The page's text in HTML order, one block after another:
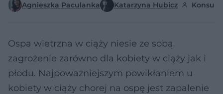
Agnieszka Paculanka Katarzyna Hubicz
Ospa wietrzna w ciąży niesie ze sobą
zagrożenie zarówno dla kobiety w ciąży jak i
płodu. Najpoważniejszym powikłaniem u
kobiety w ciąży chorej na ospę jest zapalenie